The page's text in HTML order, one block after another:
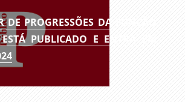
DE PROGRESSÕES DA FUNÇÃO
PUBLICADO E ENTRA EM